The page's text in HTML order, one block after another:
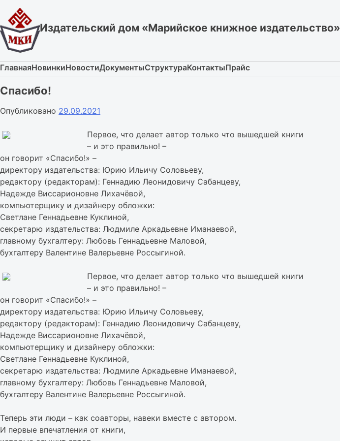
content
Издательский дом «Марийское книжное издательство»
ГлавнаяНовинкиНовостиДокументыСтруктураКонтактыПрайс
Спасибо!
Опубликовано 29.09.2021
Первое, что делает автор только что вышедшей книги
– и это правильно! –
он говорит «Спасибо!» –
директору издательства: Юрию Ильичу Соловьеву,
редактору (редакторам): Геннадию Леонидовичу Сабанцеву,
Надежде Виссарионовне Лихачёвой,
компьютерщику и дизайнеру обложки:
Светлане Геннадьевне Куклиной,
секретарю издательства: Людмиле Аркадьевне Иманаевой,
главному бухгалтеру: Любовь Геннадьевне Маловой,
бухгалтеру Валентине Валерьевне Россыгиной.
Первое, что делает автор только что вышедшей книги
– и это правильно! –
он говорит «Спасибо!» –
директору издательства: Юрию Ильичу Соловьеву,
редактору (редакторам): Геннадию Леонидовичу Сабанцеву,
Надежде Виссарионовне Лихачёвой,
компьютерщику и дизайнеру обложки:
Светлане Геннадьевне Куклиной,
секретарю издательства: Людмиле Аркадьевне Иманаевой,
главному бухгалтеру: Любовь Геннадьевне Маловой,
бухгалтеру Валентине Валерьевне Россыгиной.
Теперь эти люди – как соавторы, навеки вместе с автором.
И первые впечатления от книги,